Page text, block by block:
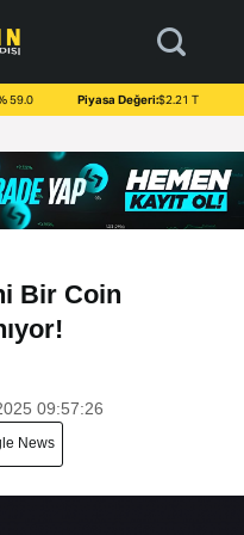
59.0 Piyasa Değeri:$2.21 T
Bir Coin
09:57:26
News